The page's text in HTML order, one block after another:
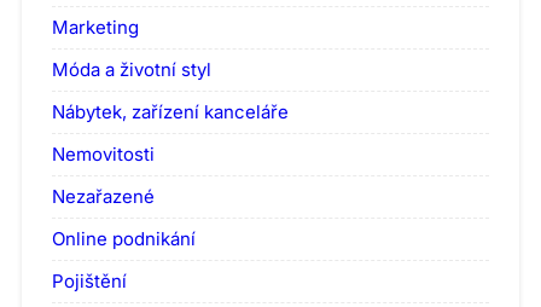
Marketing
Móda a životní styl
Nábytek, zařízení kanceláře
Nemovitosti
Nezařazené
Online podnikání
Pojištění